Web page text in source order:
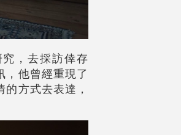
，去採訪倖存
，他曾經重現了
方式去表達，